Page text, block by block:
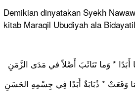
Demikian dinyatakan Syekh
kitab Maraqil Ubudiyah ala
* وَما تَثائَبَ أَصْلاً في مَدَى الزَّمَنِ
وَقَعَتْ * ذُبَابَةٌ أَبَدًا فِي جِسْمِهِ الحَسَنِ